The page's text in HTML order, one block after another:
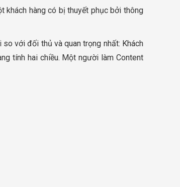
khách hàng có bị thuyết phục bởi thông
với đối thủ và quan trọng nhất: Khách
tính hai chiều. Một người làm Content